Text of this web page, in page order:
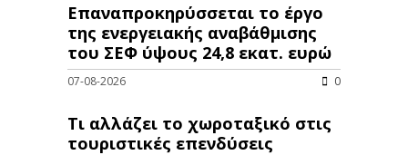
Επαναπροκηρύσσεται το έργο
της ενεργειακής αναβάθμισης
του ΣΕΦ ύψους 24,8 εκατ. ευρώ
07-08-2026 0
Τι αλλάζει το χωροταξικό στις
τουριστικές επενδύσεις